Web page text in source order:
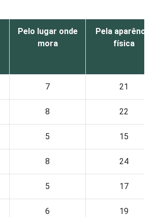
Pelo lugar onde
mora
Pela aparência
física
7 21
8 22
5 15
8 24
5 17
6 19